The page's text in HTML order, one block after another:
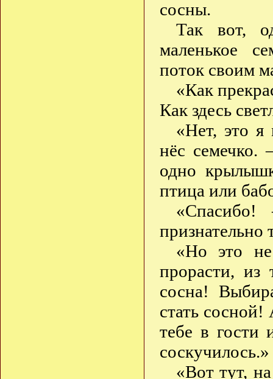
сосны.
Так вот,
маленькое
поток своим
«Как
Как здесь
«Нет, это я
нёс
одно
птица или
признательно
«Но это
прорасти, из
сосна!
стать сосной!
тебе в гости
соскучилось.»
«Вот тут,